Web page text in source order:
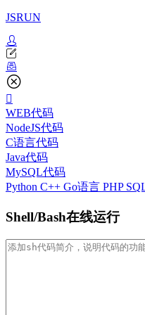
JSRUN
WEB代码
NodeJS代码
C语言代码
Java代码
MySQL代码
Python C++ Go语言 PHP
Shell/Bash在线运行